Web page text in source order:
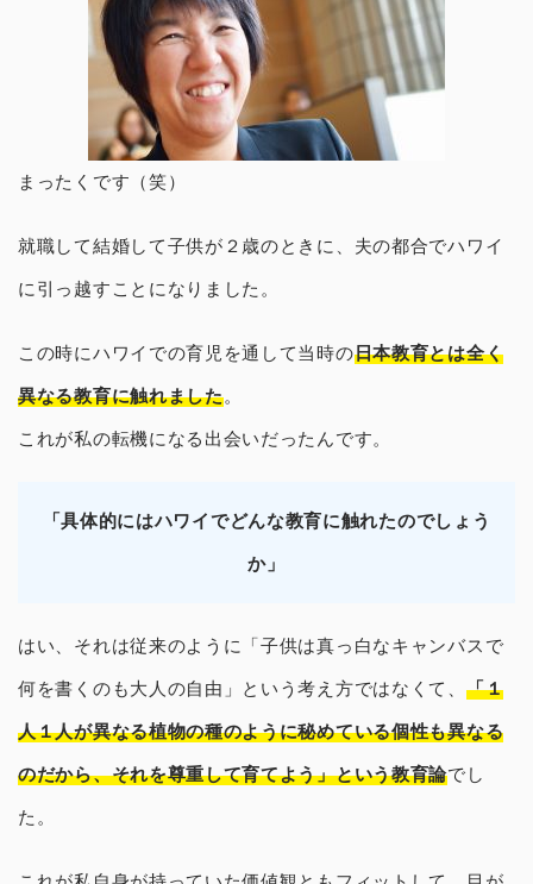
まったくです（笑）
就職して結婚して子供が２歳のときに、夫の都合でハワイ
に引っ越すことになりました。
この時にハワイでの育児を通して当時の日本教育とは全く
異なる教育に触れました。
これが私の転機になる出会いだったんです。
「具体的にはハワイでどんな教育に触れたのでしょう
か」
はい、それは従来のように「子供は真っ白なキャンバスで
何を書くのも大人の自由」という考え方ではなくて、 「１
人１人が異なる植物の種のように秘めている個性も異なる
のだから、それを尊重して育てよう」という教育論でし
た。